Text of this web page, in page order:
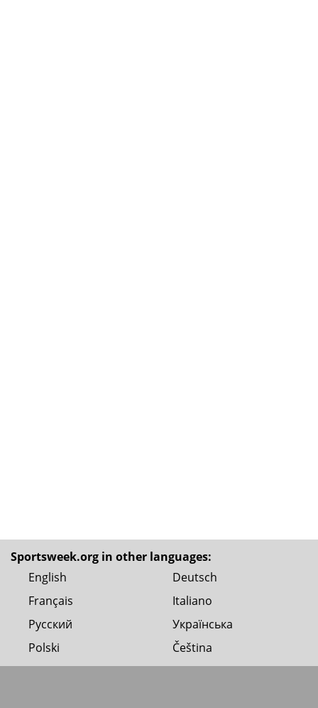
Sportsweek.org in other languages:
English
Deutsch
Français
Italiano
Русский
Українська
Polski
Čeština